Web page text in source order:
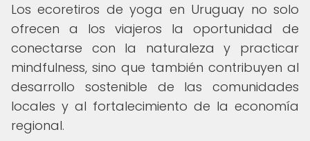
Los ecoretiros de yoga en Uruguay no solo
ofrecen a los viajeros la oportunidad de
conectarse con la naturaleza y practicar
mindfulness, sino que también contribuyen al
desarrollo sostenible de las comunidades
locales y al fortalecimiento de la economía
regional.